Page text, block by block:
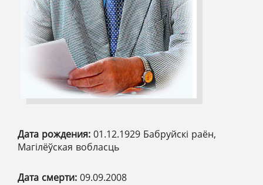
Дата рождения: 01.12.1929 Бабруйскі раён,
Магілёўская вобласць
Дата смерти: 09.09.2008